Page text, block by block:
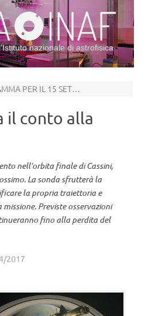
nazionale di astrofisica
IL ”TUFFO” È IN PROGRAMMA PER IL 15 SETTEMBRE
il conto alla
nell’orbita finale di Cassini,
La sonda sfrutterà la
la propria traiettoria e
Previste osservazioni
fino alla perdita del
2017